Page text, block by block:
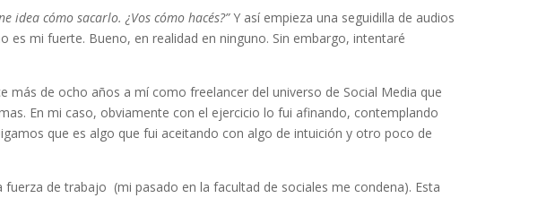
idea cómo sacarlo. ¿Vos cómo hacés?”Y así empieza una seguidilla de audios
es mi fuerte. Bueno, en realidad en ninguno. Sin embargo, intentaré
de ocho años a mí como freelancer del universo de Social Media que
En mi caso, obviamente con el ejercicio lo fui afinando, contemplando
que es algo que fui aceitando con algo de intuición y otro poco de
fuerza de trabajo (mi pasado en la facultad de sociales me condena). Esta